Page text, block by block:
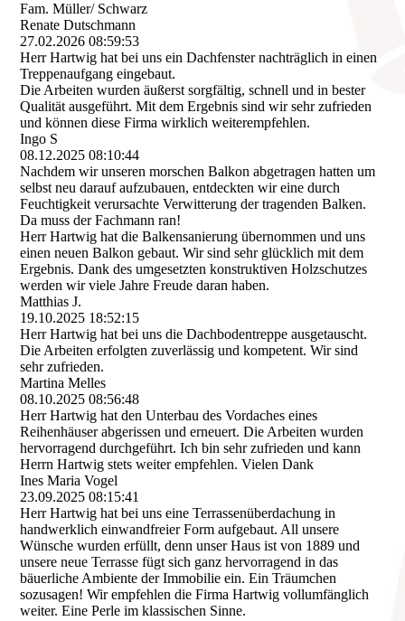
Fam. Müller/ Schwarz
Renate Dutschmann
27.02.2026 08:59:53
Herr Hartwig hat bei uns ein Dachfenster nachträglich in einen
Treppenaufgang eingebaut.
Die Arbeiten wurden äußerst sorgfältig, schnell und in bester
Qualität ausgeführt. Mit dem Ergebnis sind wir sehr zufrieden
und können diese Firma wirklich weiterempfehlen.
Ingo S
08.12.2025 08:10:44
Nachdem wir unseren morschen Balkon abgetragen hatten um
selbst neu darauf aufzubauen, entdeckten wir eine durch
Feuchtigkeit verursachte Verwitterung der tragenden Balken.
Da muss der Fachmann ran!
Herr Hartwig hat die Balkensanierung übernommen und uns
einen neuen Balkon gebaut. Wir sind sehr glücklich mit dem
Ergebnis. Dank des umgesetzten konstruktiven Holzschutzes
werden wir viele Jahre Freude daran haben.
Matthias J.
19.10.2025 18:52:15
Herr Hartwig hat bei uns die Dachbodentreppe ausgetauscht.
Die Arbeiten erfolgten zuverlässig und kompetent. Wir sind
sehr zufrieden.
Martina Melles
08.10.2025 08:56:48
Herr Hartwig hat den Unterbau des Vordaches eines
Reihenhäuser abgerissen und erneuert. Die Arbeiten wurden
hervorragend durchgeführt. Ich bin sehr zufrieden und kann
Herrn Hartwig stets weiter empfehlen. Vielen Dank
Ines Maria Vogel
23.09.2025 08:15:41
Herr Hartwig hat bei uns eine Terrassenüberdachung in
handwerklich einwandfreier Form aufgebaut. All unsere
Wünsche wurden erfüllt, denn unser Haus ist von 1889 und
unsere neue Terrasse fügt sich ganz hervorragend in das
bäuerliche Ambiente der Immobilie ein. Ein Träumchen
sozusagen! Wir empfehlen die Firma Hartwig vollumfänglich
weiter. Eine Perle im klassischen Sinne.